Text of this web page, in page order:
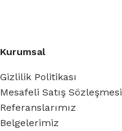
Kurumsal
Gizlilik Politikası
Mesafeli Satış Sözleşmesi
Referanslarımız
Belgelerimiz